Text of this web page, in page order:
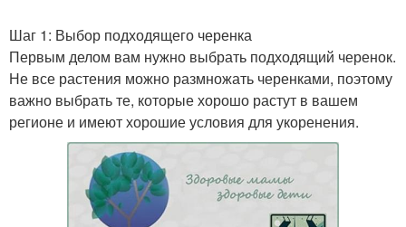
Шаг 1: Выбор подходящего черенка
Первым делом вам нужно выбрать подходящий черенок.
Не все растения можно размножать черенками, поэтому
важно выбрать те, которые хорошо растут в вашем
регионе и имеют хорошие условия для укоренения.